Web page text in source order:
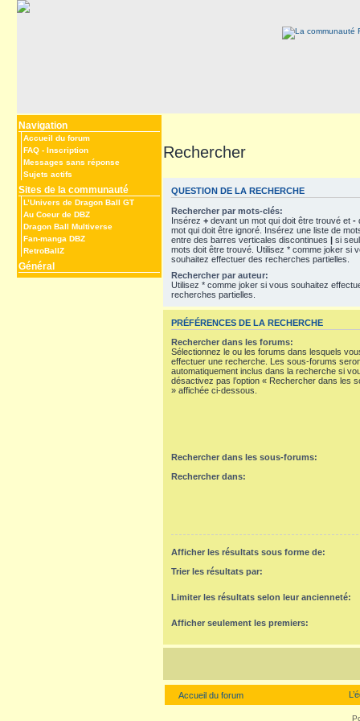
Navigation
Accueil du forum
FAQ - Inscription
Messages sans réponse
Sujets actifs
Sites de la communauté
L’Univers de Dragon Ball GT
Au Coeur de DBZ
Dragon Ball Multiverse
Fan-manga DBZ
RetroBallZ
Général
Rechercher
QUESTION DE LA RECHERCHE
Rechercher par mots-clés:
Insérez + devant un mot qui doit être trouvé et -
mot qui doit être ignoré. Insérez une liste de
entre des barres verticales discontinues | si
mots doit être trouvé. Utilisez * comme joker si
souhaitez effectuer des recherches partielles.
Rechercher par auteur:
Utilisez * comme joker si vous souhaitez
recherches partielles.
PRÉFÉRENCES DE LA RECHERCHE
Rechercher dans les forums:
Sélectionnez le ou les forums dans lesquels
effectuer une recherche. Les sous-forums
automatiquement inclus dans la recherche si
désactivez pas l’option « Rechercher dans les
» affichée ci-dessous.
Rechercher dans les sous-forums:
Rechercher dans:
Afficher les résultats sous forme de:
Trier les résultats par:
Limiter les résultats selon leur ancienneté:
Afficher seulement les premiers:
Accueil du forum